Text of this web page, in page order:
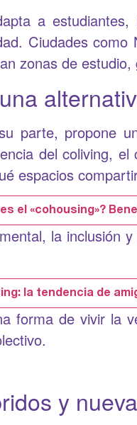
a
Ciudades
zonas de
parte, propone
del coliving,
espacios
el «cohousing»?
la inclusión
la tendencia de
forma de vivir la
y